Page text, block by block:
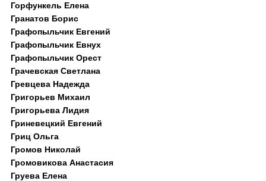
Горфункель Елена
Гранатов Борис
Графопыльчик Евгений
Графопыльчик Евнух
Графопыльчик Орест
Грачевская Светлана
Гревцева Надежда
Григорьев Михаил
Григорьева Лидия
Гриневецкий Евгений
Гриц Ольга
Громов Николай
Громовикова Анастасия
Груева Елена